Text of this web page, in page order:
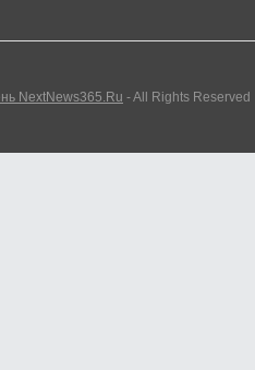
NextNews365.Ru - All Rights Reserved